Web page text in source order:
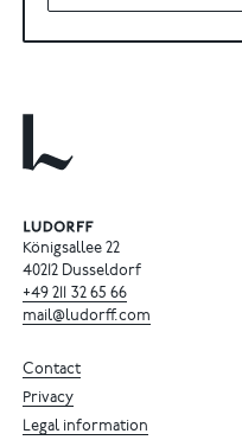
Königsallee 22
40212 Dusseldorf
+49 211 32 65 66
mail@ludorff.com
Contact
Privacy
Legal information